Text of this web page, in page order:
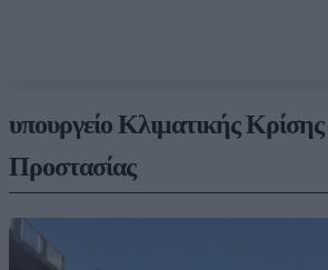
υπουργείο Κλιματικής Κρίσης
Προστασίας